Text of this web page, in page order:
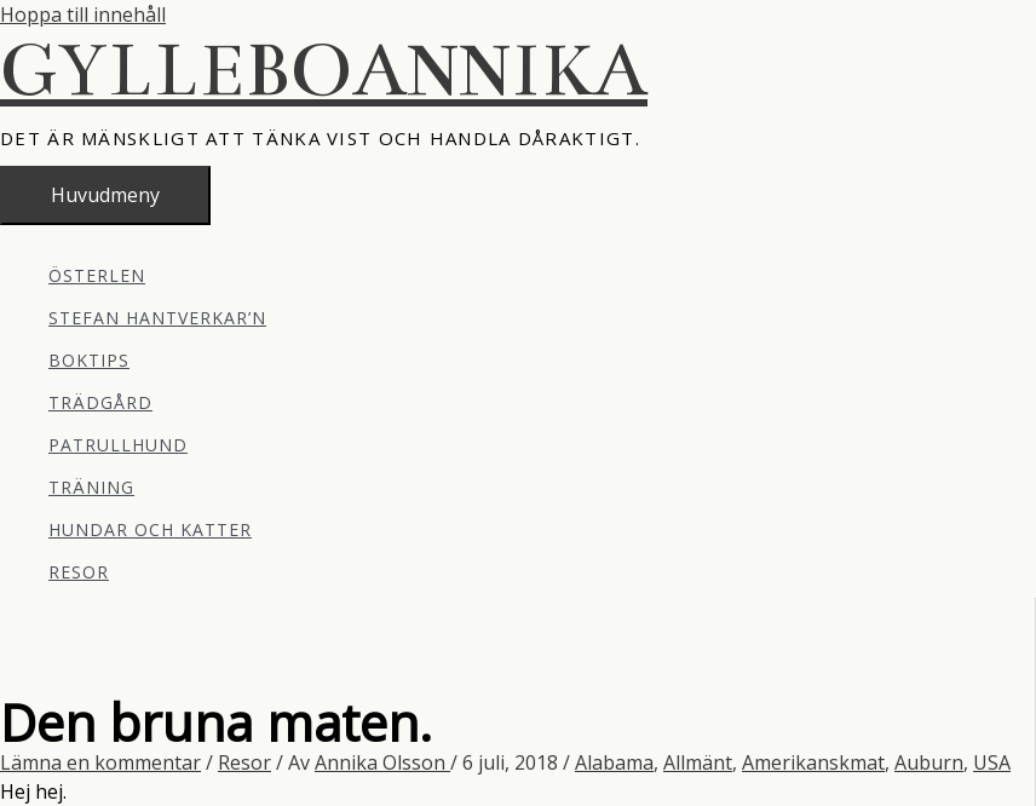
Hoppa till innehåll
GYLLEBOANNIKA
DET ÄR MÄNSKLIGT ATT TÄNKA VIST OCH HANDLA DÅRAKTIGT.
Huvudmeny
ÖSTERLEN
STEFAN HANTVERKAR’N
BOKTIPS
TRÄDGÅRD
PATRULLHUND
TRÄNING
HUNDAR OCH KATTER
RESOR
Den bruna maten.
Lämna en kommentar/ Resor/ AvAnnika Olsson /6 juli, 2018 /Alabama, Allmänt, Amerikanskmat, Auburn, USA
Hej hej.